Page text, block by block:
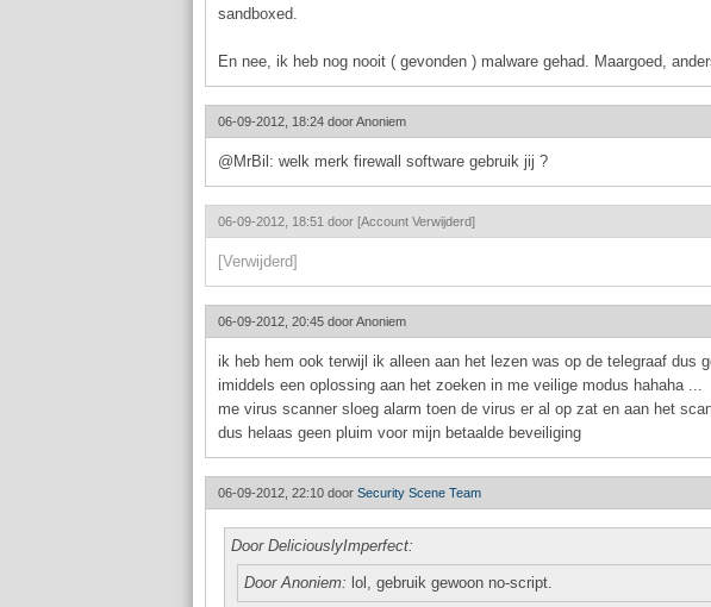
sandboxed.
En nee, ik heb nog nooit ( gevonden ) malware gehad. Maargoed,
06-09-2012, 18:24 doorAnoniem
@MrBil: welk merk firewall software gebruik jij ?
06-09-2012, 18:51 door [Account Verwijderd]
[Verwijderd]
06-09-2012, 20:45 doorAnoniem
ik heb hem ook terwijl ik alleen aan het lezen was op de telegraaf dus
imiddels een oplossing aan het zoeken in me veilige modus hahaha ...
me virus scanner sloeg alarm toen de virus er al op zat en aan het
dus helaas geen pluim voor mijn betaalde beveiliging
06-09-2012, 22:10 door Security Scene Team
Door DeliciouslyImperfect:
Door Anoniem: lol, gebruik gewoon no-script.